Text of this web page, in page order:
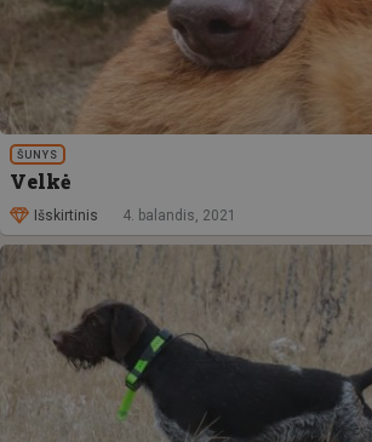
ŠUNYS
Velkė
Išskirtinis 4. balandis, 2021